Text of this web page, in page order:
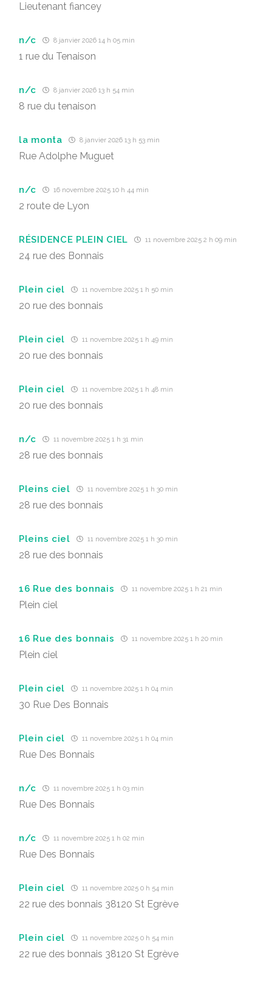
Lieutenant fiancey
n/c 8 janvier 2026 14 h 05 min
1 rue du Tenaison
n/c 8 janvier 2026 13 h 54 min
8 rue du tenaison
la monta 8 janvier 2026 13 h 53 min
Rue Adolphe Muguet
n/c 16 novembre 2025 10 h 44 min
2 route de Lyon
RÉSIDENCE PLEIN CIEL 11 novembre 2025 2 h 09 min
24 rue des Bonnais
Plein ciel 11 novembre 2025 1 h 50 min
20 rue des bonnais
Plein ciel 11 novembre 2025 1 h 49 min
20 rue des bonnais
Plein ciel 11 novembre 2025 1 h 48 min
20 rue des bonnais
n/c 11 novembre 2025 1 h 31 min
28 rue des bonnais
Pleins ciel 11 novembre 2025 1 h 30 min
28 rue des bonnais
Pleins ciel 11 novembre 2025 1 h 30 min
28 rue des bonnais
16 Rue des bonnais 11 novembre 2025 1 h 21 min
Plein ciel
16 Rue des bonnais 11 novembre 2025 1 h 20 min
Plein ciel
Plein ciel 11 novembre 2025 1 h 04 min
30 Rue Des Bonnais
Plein ciel 11 novembre 2025 1 h 04 min
Rue Des Bonnais
n/c 11 novembre 2025 1 h 03 min
Rue Des Bonnais
n/c 11 novembre 2025 1 h 02 min
Rue Des Bonnais
Plein ciel 11 novembre 2025 0 h 54 min
22 rue des bonnais 38120 St Egrève
Plein ciel 11 novembre 2025 0 h 54 min
22 rue des bonnais 38120 St Egrève